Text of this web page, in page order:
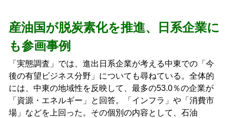
産油国が脱炭素化を推進、日系企業に
も参画事例
「実態調査」では、進出日系企業が考える中東での「今
後の有望ビジネス分野」についても尋ねている。全体的
には、中東の地域性を反映して、最多の53.0％の企業が
「資源・エネルギー」と回答。「インフラ」や「消費市
場」などを上回った。その個別の内容として、石油